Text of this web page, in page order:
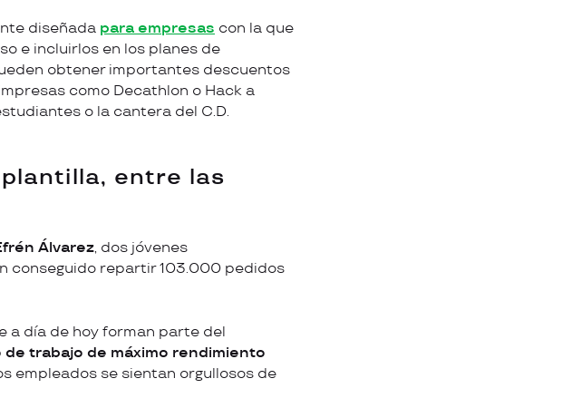
diseñada para empresas con la que
e incluirlos en los planes de
obtener importantes descuentos
como Decathlon o Hack a
o la cantera del C.D.
entre las
Álvarez, dos jóvenes
conseguido repartir 103.000 pedidos
a día de hoy forman parte del
trabajo de máximo rendimiento
empleados se sientan orgullosos de